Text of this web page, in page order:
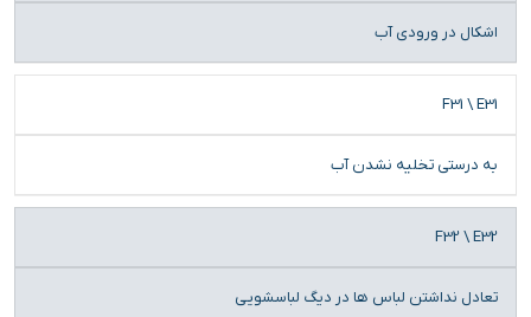
اشکال در ورودی آب
F31 \ E31
به درستی تخلیه نشدن آب
F32 \ E32
تعادل نداشتن لباس ها در دیگ لباسشویی